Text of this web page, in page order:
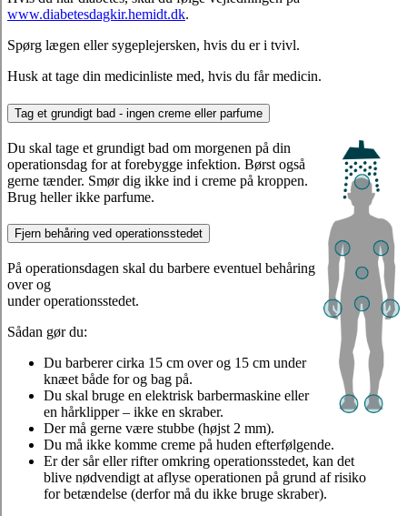
www.diabetesdagkir.hemidt.dk.
Spørg lægen eller sygeplejersken, hvis du er i tvivl.
Husk at tage din medicinliste med, hvis du får medicin.
Tag et grundigt bad - ingen creme eller parfume
Du skal tage et grundigt bad om morgenen på din
operationsdag for at forebygge infektion. Børst også
gerne tænder. Smør dig ikke ind i creme på kroppen.
Brug heller ikke parfume.
Fjern behåring ved operationsstedet
På operationsdagen skal du barbere eventuel behåring
over og
under operationsstedet.
Sådan gør du:
Du barberer cirka 15 cm over og 15 cm under
knæet både for og bag på.
Du skal bruge en elektrisk barbermaskine eller
en hårklipper – ikke en skraber.
Der må gerne være stubbe (højst 2 mm).
Du må ikke komme creme på huden efterfølgende.
Er der sår eller rifter omkring operationsstedet, kan det
blive nødvendigt at aflyse operationen på grund af risiko
for betændelse (derfor må du ikke bruge skraber).